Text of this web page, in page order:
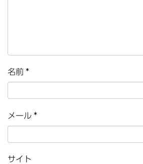
名前 *
メール *
サイト